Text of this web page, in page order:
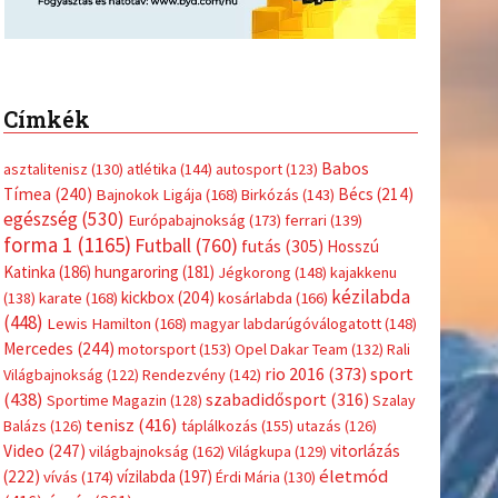
Címkék
asztalitenisz (130) atlétika (144) autosport(123) Babos
Tímea (240) Bajnokok Ligája (168) Birkózás (143) Bécs (214)
egészség(530) Európabajnokság (173) ferrari (139)
forma 1 (1165) Futball(760) futás (305) Hosszú
Katinka (186) hungaroring (181) Jégkorong (148) kajakkenu
(138) karate (168) kickbox(204) kosárlabda (166) kézilabda
(448) Lewis Hamilton (168) magyar labdarúgóválogatott(148)
Mercedes (244) motorsport(153) Opel Dakar Team (132) Rali
Világbajnokság (122) Rendezvény(142) rio 2016 (373) sport
(438) Sportime Magazin (128) szabadidősport (316) Szalay
Balázs (126) tenisz (416) táplálkozás (155) utazás (126)
Video (247) világbajnokság (162) Világkupa (129) vitorlázás
(222) vívás (174) vízilabda (197) Érdi Mária (130) életmód